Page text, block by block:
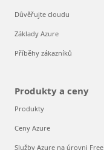
Důvěřujte cloudu
Základy Azure
Příběhy zákazníků
Produkty a ceny
Produkty
Ceny Azure
Služby Azure na úrovni Free